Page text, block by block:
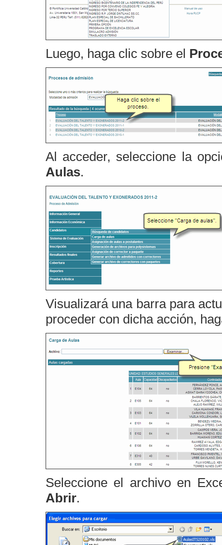
Luego, haga clic sobre el
Al acceder, seleccione la
Aulas.
Visualizará una barra para
proceder con dicha acción,
Seleccione el archivo en
Abrir.